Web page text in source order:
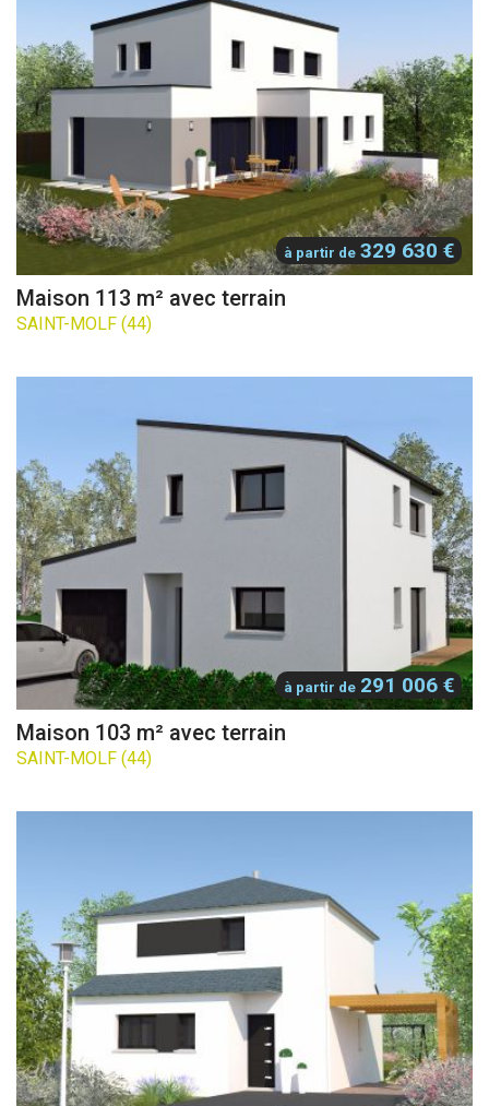
à partir de 329 630 €
Maison 113 m² avec terrain
SAINT-MOLF (44)
à partir de 291 006 €
Maison 103 m² avec terrain
SAINT-MOLF (44)